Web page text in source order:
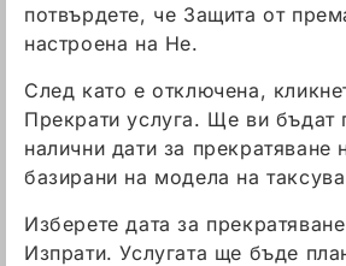
потвърдете, че Защита от
настроена на Не.
След като е отключена,
Прекрати услуга. Ще ви бъдат
налични дати за прекратяване
базирани на модела на
Изберете дата за
Изпрати. Услугата ще бъде